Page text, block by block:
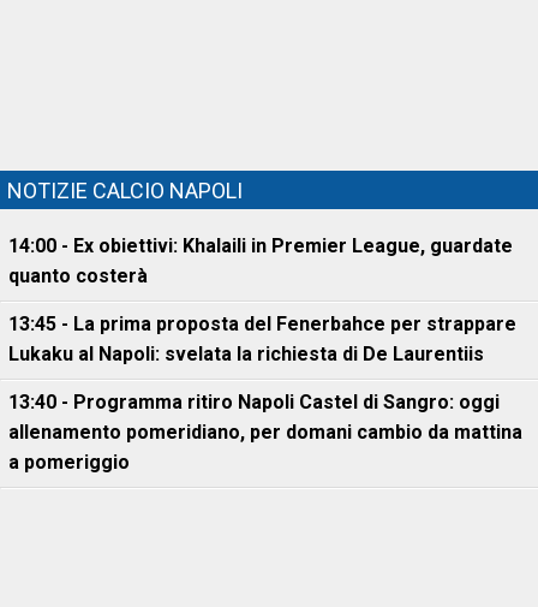
NOTIZIE CALCIO NAPOLI
14:00 - Ex obiettivi: Khalaili in Premier League, guardate
quanto costerà
13:45 - La prima proposta del Fenerbahce per strappare
Lukaku al Napoli: svelata la richiesta di De Laurentiis
13:40 - Programma ritiro Napoli Castel di Sangro: oggi
allenamento pomeridiano, per domani cambio da mattina
a pomeriggio